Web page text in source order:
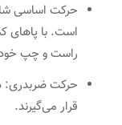
حرکت اساسی
است. با پاهای
راست و چپ
حرکت ضربدری:
قرار می‌گیرند.